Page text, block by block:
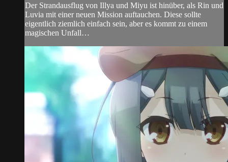
Der Strandausflug von Illya und Miyu ist hinüber, als Rin und
Luvia mit einer neuen Mission auftauchen. Diese sollte
eigentlich ziemlich einfach sein, aber es kommt zu einem
magischen Unfall…